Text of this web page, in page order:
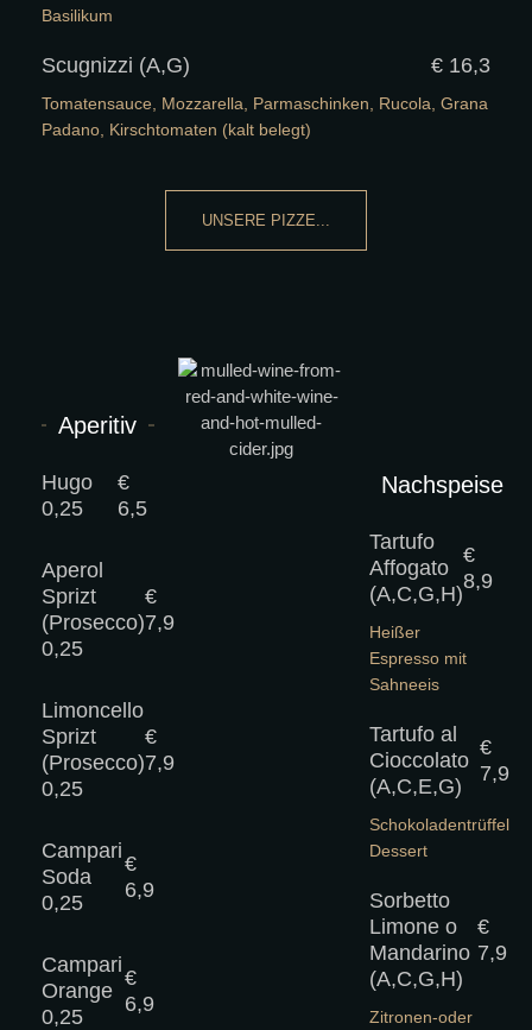
Basilikum
Scugnizzi (A,G) € 16,3
Tomatensauce, Mozzarella, Parmaschinken, Rucola, Grana
Padano, Kirschtomaten (kalt belegt)
UNSERE PIZZE...
Aperitiv
Hugo
0,25
€
6,5
Aperol
Sprizt
(Prosecco)
0,25
€
7,9
Limoncello
Sprizt
(Prosecco)
0,25
€
7,9
Campari
Soda
0,25
€
6,9
Campari
Orange
0,25
€
6,9
Nachspeise
Tartufo
Affogato
(A,C,G,H)
€
8,9
Heißer
Espresso mit
Sahneeis
Tartufo al
Cioccolato
(A,C,E,G)
€
7,9
Schokoladentrüffel
Dessert
Sorbetto
Limone o
Mandarino
(A,C,G,H)
€
7,9
Zitronen-oder